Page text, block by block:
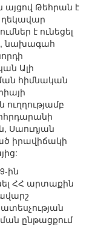
Թեհրան է
ղեկավար
է ունեցել
նախագահ
Ալի
հիմնական
Սաուդյան
իրավիճակի
ին
ՀՀ արտաքին
ընթացքում